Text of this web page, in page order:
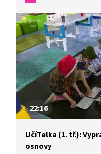
obrázky a vymyslíme
Nezapomeneme si
mezi souvětím a
22:16
UčíTelka (1. tř.):
osnovy